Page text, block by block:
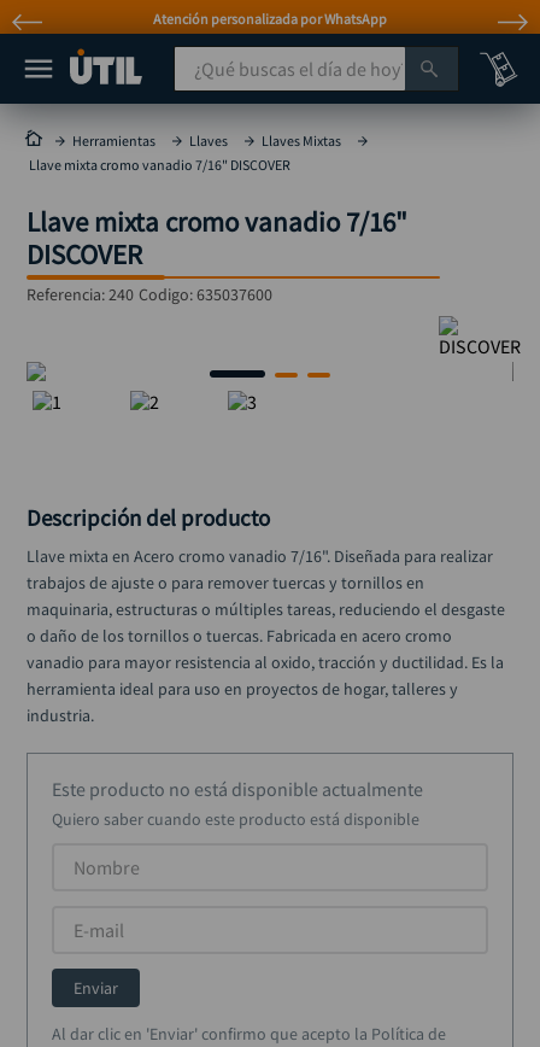
Atención personalizada por WhatsApp
¿Qué buscas el día de hoy?
Herramientas Llaves
Llaves Mixtas
Llave mixta cromo vanadio 7/16" DISCOVER
Llave mixta cromo vanadio 7/16"
DISCOVER
Referencia:240 Codigo:635037600
Descripción del producto
Llave mixta en Acero cromo vanadio 7/16". Diseñada para realizar
trabajos de ajuste o para remover tuercas y tornillos en
maquinaria, estructuras o múltiples tareas, reduciendo el desgaste
o daño de los tornillos o tuercas. Fabricada en acero cromo
vanadio para mayor resistencia al oxido, tracción y ductilidad. Es la
herramienta ideal para uso en proyectos de hogar, talleres y
industria.
Este producto no está disponible actualmente
Quiero saber cuando este producto está disponible
Enviar
Al dar clic en 'Enviar' confirmo que acepto la Política de
MÁS BUSCADOS
taladro
taladros pulidoras
compresor
llave
ruteadora
rueda
alicate